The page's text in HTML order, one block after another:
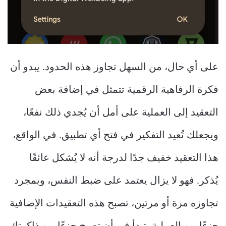
على أي حال، من السهل تجاوز هذه الحدود. يبدو أن
فكرة الرفاهية الرقمية تتمثل في إضافة بعض
التعقيد إلى العملية على أمل أن يُجدي ذلك نفعًا،
ويجعلك تُعيد التفكير في فتح أي تطبيق. في الواقع،
هذا التعقيد خفيف جدًا لدرجة أنه لا يُشكل عائقًا
يُذكر. فهو لا يزال يعتمد على ضبط النفس، وبمجرد
تجاوزه مرة أو مرتين، تصبح هذه التعقيدات الإضافية